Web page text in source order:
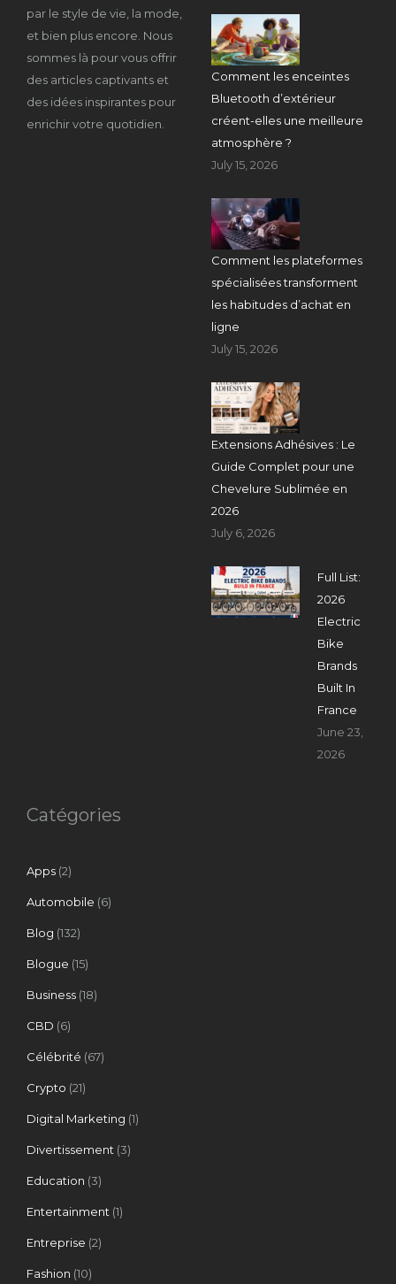
par le style de vie, la mode,
et bien plus encore. Nous
sommes là pour vous offrir
des articles captivants et
des idées inspirantes pour
enrichir votre quotidien.
Comment les enceintes
Bluetooth d’extérieur
créent-elles une meilleure
atmosphère ?
July 15, 2026
Comment les plateformes
spécialisées transforment
les habitudes d’achat en
ligne
July 15, 2026
Extensions Adhésives : Le
Guide Complet pour une
Chevelure Sublimée en
2026
July 6, 2026
Full List:
2026
Electric
Bike
Brands
Built In
France
June 23,
2026
Catégories
Apps (2)
Automobile (6)
Blog (132)
Blogue (15)
Business (18)
CBD (6)
Célébrité (67)
Crypto (21)
Digital Marketing (1)
Divertissement (3)
Education (3)
Entertainment (1)
Entreprise (2)
Fashion (10)